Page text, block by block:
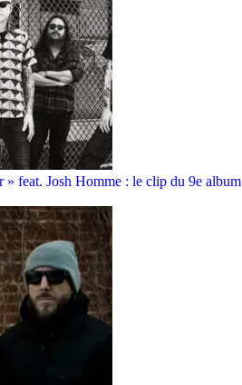
feat. Josh Homme : le clip du 9e album